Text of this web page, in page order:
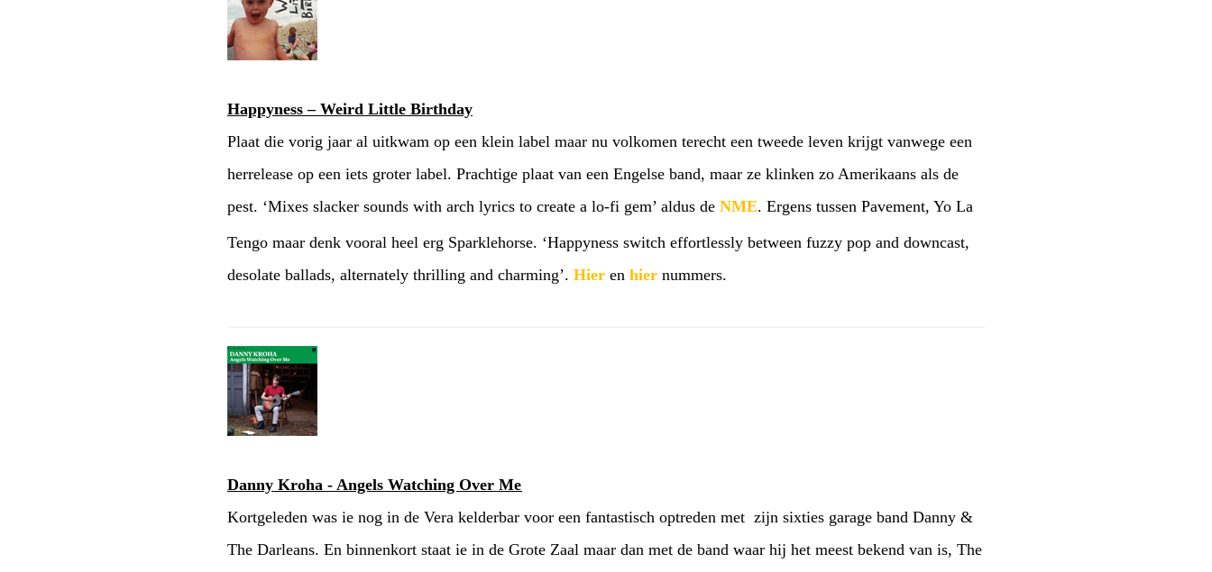
Happyness – Weird Little Birthday
Plaat die vorig jaar al uitkwam op een klein label maar nu volkomen terecht een tweede leven krijgt vanwege een
herrelease op een iets groter label. Prachtige plaat van een Engelse band, maar ze klinken zo Amerikaans als de
pest. ‘Mixes slacker sounds with arch lyrics to create a lo-fi gem’ aldus de NME. Ergens tussen Pavement, Yo La
Tengo maar denk vooral heel erg Sparklehorse. ‘Happyness switch effortlessly between fuzzy pop and downcast,
desolate ballads, alternately thrilling and charming’. Hier en hier nummers.
Danny Kroha - Angels Watching Over Me
Kortgeleden was ie nog in de Vera kelderbar voor een fantastisch optreden met zijn sixties garage band Danny &
The Darleans. En binnenkort staat ie in de Grote Zaal maar dan met de band waar hij het meest bekend van is, The